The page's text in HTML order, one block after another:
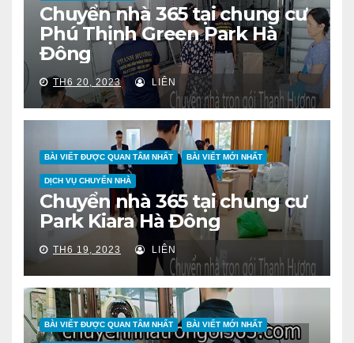
Chuyển nhà 365 tại chung cư
Phú Thịnh Green Park Hà
Đông
TH6 20, 2023 LIÊN
BÀI VIẾT ĐƯỢC QUAN TÂM NHẤT BÀI VIẾT MỚI NHẤT
DỊCH VỤ CHUYỂN NHÀ
Chuyển nhà 365 tại chung cư
Park Kiara Hà Đông
TH6 19, 2023 LIÊN
BÀI VIẾT ĐƯỢC QUAN TÂM NHẤT BÀI VIẾT MỚI NHẤT